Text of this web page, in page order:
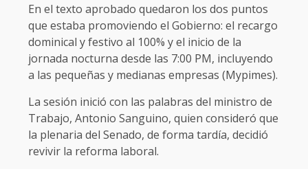
En el texto aprobado quedaron los dos puntos
que estaba promoviendo el Gobierno: el recargo
dominical y festivo al 100% y el inicio de la
jornada nocturna desde las 7:00 PM, incluyendo
a las pequeñas y medianas empresas (Mypimes).
La sesión inició con las palabras del ministro de
Trabajo, Antonio Sanguino, quien consideró que
la plenaria del Senado, de forma tardía, decidió
revivir la reforma laboral.